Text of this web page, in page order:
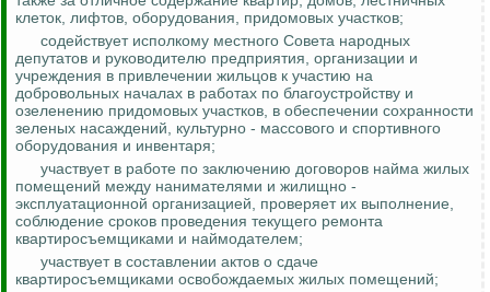
клеток, лифтов, оборудования, придомовых участков;
содействует исполкому местного Совета народных
депутатов и руководителю предприятия, организации и
учреждения в привлечении жильцов к участию на
добровольных началах в работах по благоустройству и
озеленению придомовых участков, в обеспечении сохранности
зеленых насаждений, культурно - массового и спортивного
оборудования и инвентаря;
участвует в работе по заключению договоров найма жилых
помещений между нанимателями и жилищно -
эксплуатационной организацией, проверяет их выполнение,
соблюдение сроков проведения текущего ремонта
квартиросъемщиками и наймодателем;
участвует в составлении актов о сдаче
квартиросъемщиками освобождаемых жилых помещений;